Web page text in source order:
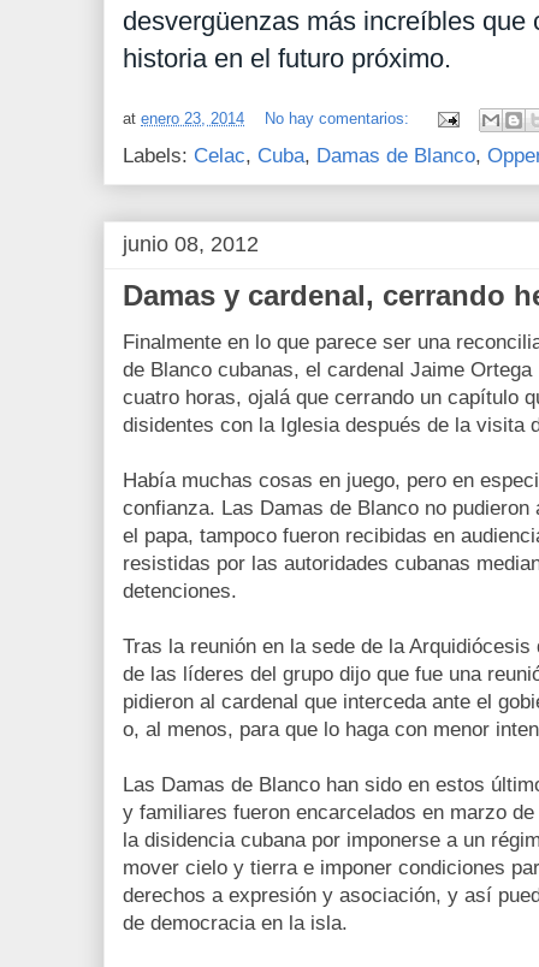
desvergüenzas más increíbles que
historia en el futuro próximo.
at enero 23, 2014 No hay comentarios:
Labels: Celac, Cuba, Damas de Blanco,
junio 08, 2012
Damas y cardenal, cerrando
Finalmente en lo que parece ser una
de Blanco cubanas, el cardenal Jaime
cuatro horas, ojalá que cerrando un capítulo
disidentes con la Iglesia después de la visita
Había muchas cosas en juego, pero en
confianza. Las Damas de Blanco no
el papa, tampoco fueron recibidas en
resistidas por las autoridades cubanas
detenciones.
Tras la reunión en la sede de la
de las líderes del grupo dijo que fue una
pidieron al cardenal que interceda ante el
o, al menos, para que lo haga con menor
Las Damas de Blanco han sido en estos
y familiares fueron encarcelados en marzo
la disidencia cubana por imponerse a un
mover cielo y tierra e imponer condiciones
derechos a expresión y asociación, y así
de democracia en la isla.